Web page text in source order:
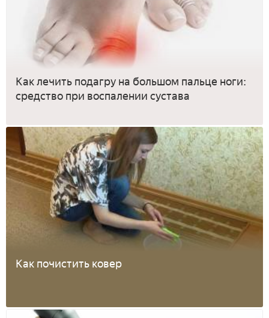
Как лечить подагру на большом пальце ноги:
средство при воспалении сустава
Как почистить ковер